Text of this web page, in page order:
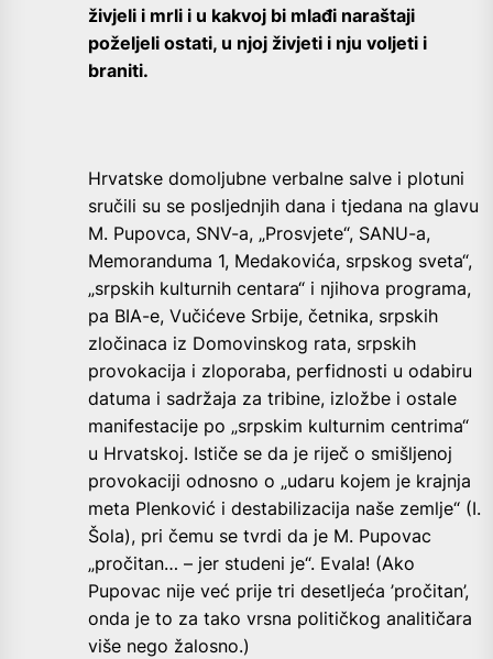
živjeli i mrli i u kakvoj bi mlađi naraštaji
poželjeli ostati, u njoj živjeti i nju voljeti i
braniti.
Hrvatske domoljubne verbalne salve i plotuni
sručili su se posljednjih dana i tjedana na glavu
M. Pupovca, SNV-a, „Prosvjete“, SANU-a,
Memoranduma 1, Medakovića, srpskog sveta“,
„srpskih kulturnih centara“ i njihova programa,
pa BIA-e, Vučićeve Srbije, četnika, srpskih
zločinaca iz Domovinskog rata, srpskih
provokacija i zloporaba, perfidnosti u odabiru
datuma i sadržaja za tribine, izložbe i ostale
manifestacije po „srpskim kulturnim centrima“
u Hrvatskoj. Ističe se da je riječ o smišljenoj
provokaciji odnosno o „udaru kojem je krajnja
meta Plenković i destabilizacija naše zemlje“ (I.
Šola), pri čemu se tvrdi da je M. Pupovac
„pročitan… – jer studeni je“. Evala! (Ako
Pupovac nije već prije tri desetljeća ’pročitan’,
onda je to za tako vrsna političkog analitičara
više nego žalosno.)